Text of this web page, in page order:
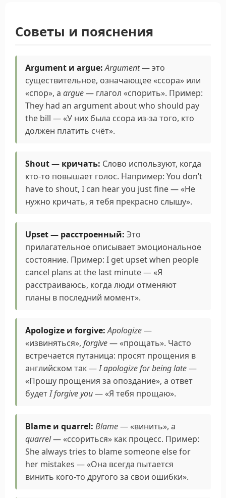
или американский).
Настройка
скорости воспроизведения аудио
(от 0.5x до 1.5x).
Настройки
можно найти в
правом верхнем углуэкрана.
Для прослушивания 🎧 всех слов из этой темы
используйте
страницы, в котором можно настроить порядок
воспроизведения, паузы между словами и
количество повторений. Это поможет развить
навык восприятия английского на слух
, не
требуя постоянного использования компьютера
или телефона после включения плеера.
Советы и пояснения
Argument и argue: Argument— это
существительное, означающее «ссора» или
«спор», а argue— глагол «спорить». Пример:
They had an argument about who should pay
the bill — «У них была ссора из-за того, кто
должен платить счёт».
Shout — кричать: Слово используют, когда
кто-то повышает голос. Например: You don’t
have to shout, I can hear you just fine — «Не
нужно кричать, я тебя прекрасно слышу».
Upset — расстроенный: Это
прилагательное описывает эмоциональное
состояние. Пример: I get upset when people
cancel plans at the last minute — «Я
расстраиваюсь, когда люди отменяют
планы в последний момент».
Apologize и forgive: Apologize—
«извиняться», forgive— «прощать». Часто
встречается путаница: просят прощения в
английском так —I apologize for being late—
«Прошу прощения за опоздание», а ответ
будетI forgive you— «Я тебя прощаю».
Blame и quarrel: Blame— «винить», а
quarrel— «ссориться» как процесс. Пример:
She always tries to blame someone else for
her mistakes — «Она всегда пытается
винить кого-то другого за свои ошибки».